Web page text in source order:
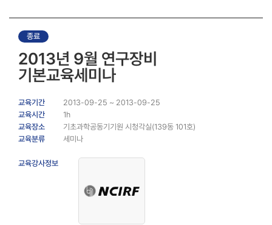
종료
2013년 9월 연구장비
기본교육세미나
교육기간
2013-09-25 ~ 2013-09-25
교육시간
1h
교육장소
기초과학공동기기원 시청각실(139동 101호)
교육분류
세미나
교육강사정보